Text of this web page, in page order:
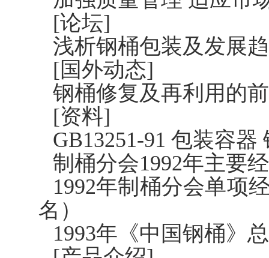
[论坛]
浅析钢桶包装及发展
[国外动态]
钢桶修复及再利用的
[资料]
GB13251-91 包装容
制桶分会1992年主要
1992年制桶分会单项
名）
1993年《中国钢桶》